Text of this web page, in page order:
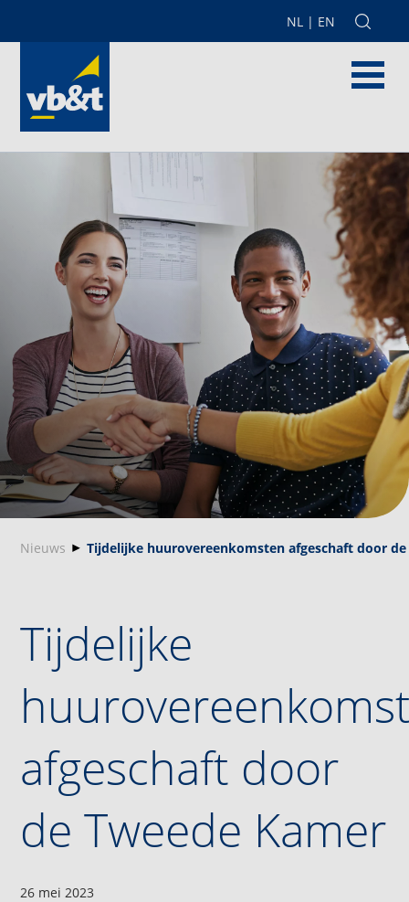
NL | EN
Nieuws Tijdelijke huurovereenkomsten afgeschaft door de
Tijdelijke
afgeschaft door
de Tweede Kamer
26 mei 2023